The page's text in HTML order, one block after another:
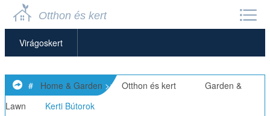
Otthon és kert
Virágoskert
Kerti Törpék
# Home & Garden >> Otthon és kert
Garden &
Lawn
Kerti Bútorok